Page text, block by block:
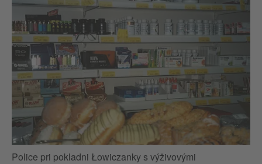
Police pri pokladni Łowiczanky s výživovými